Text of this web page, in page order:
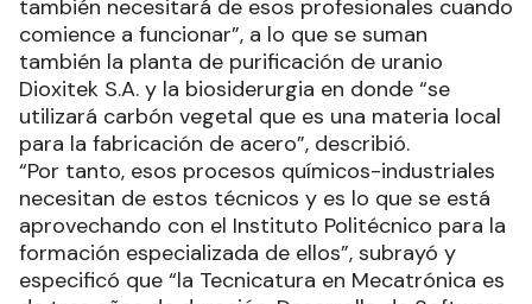
también necesitará de esos profesionales cuando
comience a funcionar”, a lo que se suman
también la planta de purificación de uranio
Dioxitek S.A. y la biosiderurgia en donde “se
utilizará carbón vegetal que es una materia local
para la fabricación de acero”, describió.
“Por tanto, esos procesos químicos-industriales
necesitan de estos técnicos y es lo que se está
aprovechando con el Instituto Politécnico para la
formación especializada de ellos”, subrayó y
especificó que “la Tecnicatura en Mecatrónica es